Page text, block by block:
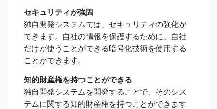
セキュリティが強固
独自開発システムでは、セキュリティの強化が
できます。自社の情報を保護するために、自社
だけが使うことができる暗号化技術を使用する
ことができます。
知的財産権を持つことができる
独自開発システムを開発することで、そのシス
テムに関する知的財産権を持つことができます